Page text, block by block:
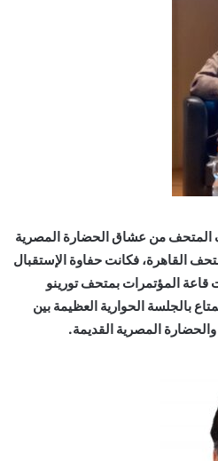
المتحف من عشاق الحضارة المصرية
القاهرة، فكانت حفاوة الإستقبال
المؤتمرات بمتحف تورينو
بالجلسة الحوارية العظيمة بين
والحضارة المصرية القديمة.